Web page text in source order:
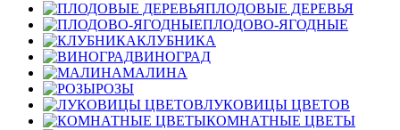
ПЛОДОВЫЕ ДЕРЕВЬЯ
ПЛОДОВО-ЯГОДНЫЕ
КЛУБНИКА
ВИНОГРАД
МАЛИНА
РОЗЫ
ЛУКОВИЦЫ ЦВЕТОВ
КОМНАТНЫЕ ЦВЕТЫ